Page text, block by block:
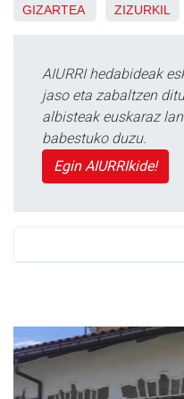
GIZARTEA ZIZURKIL
AIURRI hedabideak
jaso eta zabaltzen
albisteak euskaraz
babestuko duzu.
Egin AIURRIkide!